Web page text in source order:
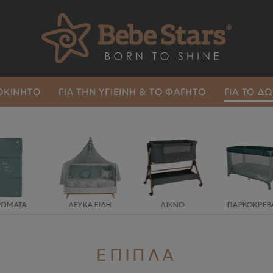
ΓΙΑ ΤΗΝ ΥΓΙΕΙΝΉ & ΤΟ ΦΑΓΗΤΌ ΓΙΑ ΤΟ
ΛΕΥΚΑ ΕΙΔΗ
ΠΑΡΚΟΚΡΕΒΑΤΑ
ΕΠΙΠΛΑ